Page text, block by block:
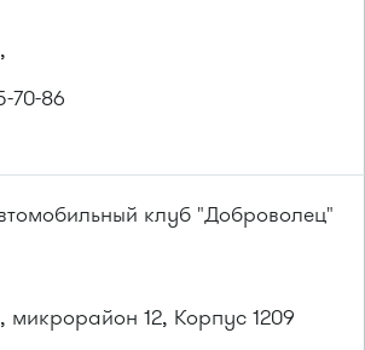
70-86
клуб "Доброволец"
микрорайон 12, Корпус 1209